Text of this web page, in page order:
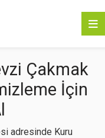
Çakmak
İçin
adresinde Kuru